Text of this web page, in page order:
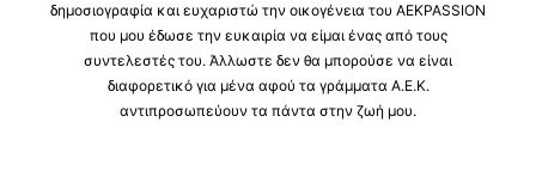
δημοσιογραφία και ευχαριστώ την οικογένεια του AEKPASSION
που μου έδωσε την ευκαιρία να είμαι ένας από τους
συντελεστές του. Άλλωστε δεν θα μπορούσε να είναι
διαφορετικό για μένα αφού τα γράμματα Α.Ε.Κ.
αντιπροσωπεύουν τα πάντα στην ζωή μου.